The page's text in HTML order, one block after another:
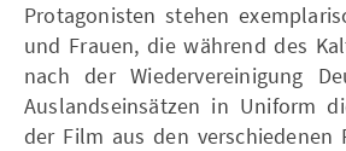
Protagonisten stehen
und Frauen, die während des
nach der Wiedervereinigung
Auslandseinsätzen in Uniform
der Film aus den verschiedenen